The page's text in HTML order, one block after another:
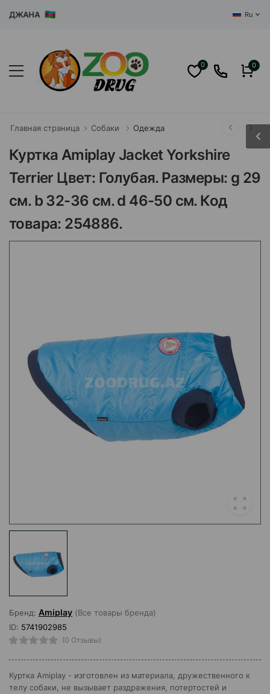
Ru
0 0
Главная страница Собаки Одежда
Куртка Amiplay Jacket Yorkshire
Terrier Цвет: Голубая. Размеры: g 29
см. b 32-36 см. d 46-50 см. Код
товара: 254886.
Бренд: Amiplay (Все товары бренда)
ID: 5741902985
(0 Отзывы)
Куртка Amiplay - изготовлен из материала, дружественного к
телу собаки, не вызывает раздражения, потертостей и